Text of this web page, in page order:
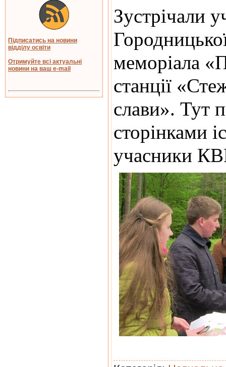
Підписатись на новини
відділу освіти
Отримуйте всі актуальні
новини на ваш e-mail
Зустрічали
меморіала
станції
слави». Тут
сторінками
учасники